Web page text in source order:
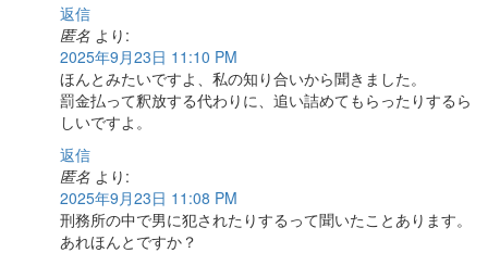
返信
匿名 より:
2025年9月23日 11:10 PM
ほんとみたいですよ、私の知り合いから聞きました。
罰金払って釈放する代わりに、追い詰めてもらったりするら
しいですよ。
返信
匿名 より:
2025年9月23日 11:08 PM
刑務所の中で男に犯されたりするって聞いたことあります。
あれほんとですか？